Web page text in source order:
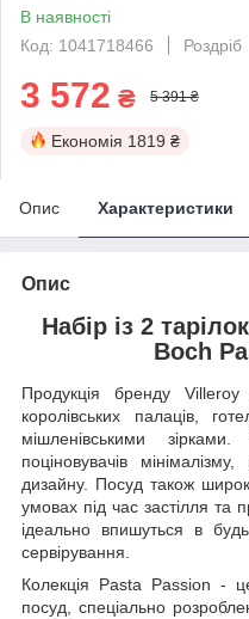
В наявності
Код: 1041718466
Роздріб
3 572 ₴ 5 391 ₴
Економія 1819 ₴
Опис Характеристики
Опис
Набір із 2
Boch
Продукція бренду
королівських палаців,
мішленівськими
поціновувачів
дизайну. Посуд також
умовах під час застілля
ідеально впишуться в
сервірування.
Колекція Pasta Passion -
посуд, спеціально